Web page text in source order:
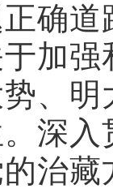
确
加
、
深
治